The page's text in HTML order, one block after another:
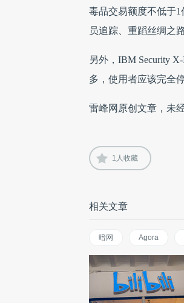
毒品交易额度不低于
员追踪、重蹈丝绸之
另外，IBM Security
多，使用者应该完全
雷峰网原创文章，未
1 人收藏
相关文章
暗网 Agora